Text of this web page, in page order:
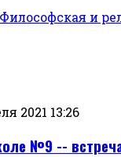
Философская и
2021 13:26
№9 --